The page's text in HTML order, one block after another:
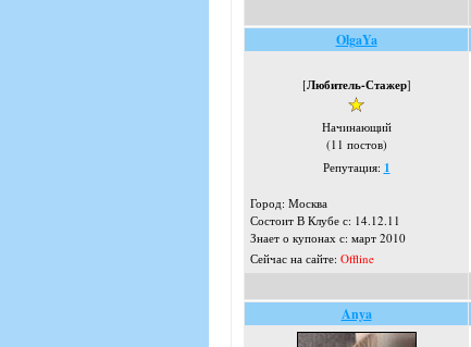
OlgaYa
[Любитель-Стажер]
Начинающий
(11 постов)
Репутация: 1
Город: Москва
Состоит В Клубе с: 14.12.11
Знает о купонах с: март 2010
Сейчас на сайте: Offline
Anya